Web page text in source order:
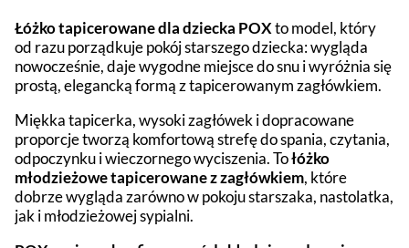
Łóżko tapicerowane dla dziecka POXto model, który
od razu porządkuje pokój starszego dziecka: wygląda
nowocześnie, daje wygodne miejsce do snu i wyróżnia się
prostą, elegancką formą z tapicerowanym zagłówkiem.
Miękka tapicerka, wysoki zagłówek i dopracowane
proporcje tworzą komfortową strefę do spania, czytania,
odpoczynku i wieczornego wyciszenia. Tołóżko
młodzieżowe tapicerowane z zagłówkiem, które
dobrze wygląda zarówno w pokoju starszaka, nastolatka,
jak i młodzieżowej sypialni.